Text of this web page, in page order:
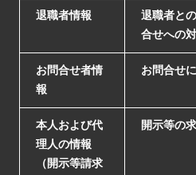
退職者情報
退職者と
合せへの
お問合せ者情
報
お問合せ
本人および代
理人の情報
（開示等請求
開示等の